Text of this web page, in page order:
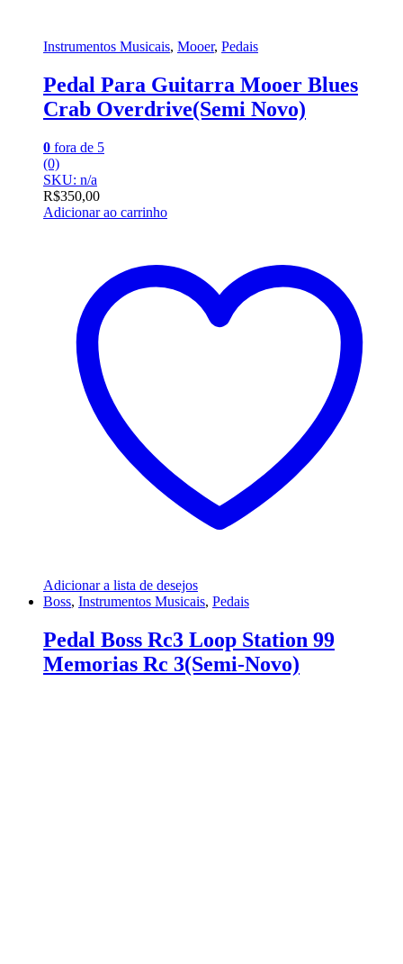
Instrumentos Musicais, Mooer, Pedais
Pedal Para Guitarra Mooer Blues
Crab Overdrive(Semi Novo)
0 fora de 5
(0)
SKU: n/a
R$350,00
Adicionar ao carrinho
Adicionar a lista de desejos
Boss, Instrumentos Musicais, Pedais
Pedal Boss Rc3 Loop Station 99
Memorias Rc 3(Semi-Novo)